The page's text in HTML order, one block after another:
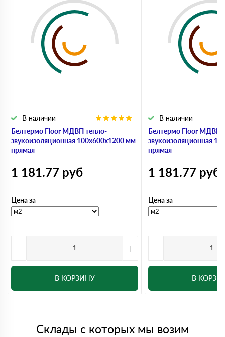
Белтермо Floor МДВП тепло-
звукоизоляционная 100х600х1200 мм
прямая
В наличии
1 181.77 руб
Цена за
- +
В КОРЗИНУ
Белтермо Floor МДВП
звукоизоляционная
прямая
В наличии
1 181.77 руб
Цена за
-
В
Склады с которых мы возим